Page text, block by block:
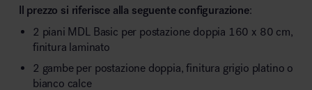
Il prezzo si riferisce alla seguente configurazione:
2 piani MDL Basic per postazione doppia 160 x 80 cm,
finitura laminato
2 gambe per postazione doppia, finitura grigio platino o
bianco calce